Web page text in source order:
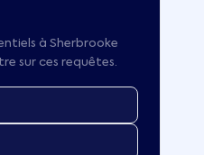
à Sherbrooke
sur ces requêtes.